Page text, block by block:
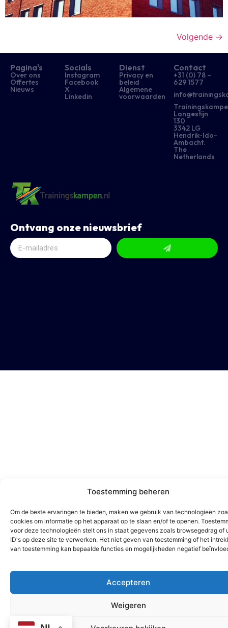
Toestemming beheren
Om de beste ervaringen te bieden, maken we gebruik van technologieën
cookies om informatie op het apparaat op te slaan en/of te openen.
voor deze technologieën stelt ons in staat gegevens zoals browsegedrag of
ID's op deze site te verwerken. Het niet geven van toestemming of het
van toestemming kan bepaalde functies en mogelijkheden negatief
Accepteren
Weigeren
Volgende →
Pagina's
Over ons
Offertes
Nieuws
Socials
Instagram
Facebook
X
Linkedin
Dienst
Privacy en
beleid
Algemene
voorwaarden
Contact
+31 (0) 78 –
629 1577​
Langestijn
130
3342 LG
Hendrik-Ido-
Ambacht.
The
Netherlands
Ontvang onze nieuwsbrief